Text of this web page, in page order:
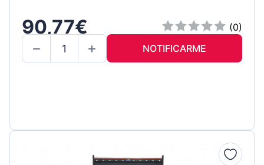
90,77€
(0)
NOTIFICARME